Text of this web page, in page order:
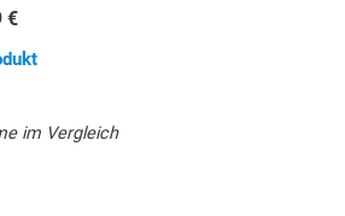
€
im Vergleich